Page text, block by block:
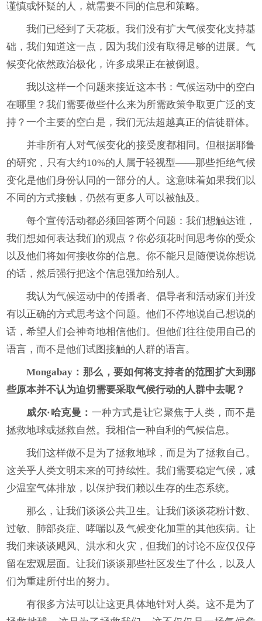
谨慎或怀疑的人，就需要不同的信息和策略。
我们已经到了天花板。我们没有扩大气候变化支持基
础，我们知道这一点，因为我们没有取得足够的进展。气
候变化依然政治极化，许多成果正在被倒退。
我以这样一个问题来接近这本书：气候运动中的空白
在哪里？我们需要做些什么来为所需政策争取更广泛的支
持？一个主要的空白是，我们无法超越真正的信徒群体。
并非所有人对气候变化的接受度都相同。但根据耶鲁
的研究，只有大约10%的人属于轻视型——那些拒绝气候
变化是他们身份认同的一部分的人。这意味着如果我们以
不同的方式接触，仍然有更多人可以被触及。
每个宣传活动都必须回答两个问题：我们想触达谁，
我们想如何表达我们的观点？你必须花时间思考你的受众
以及他们将如何接收你的信息。你不能只是随便说你想说
的话，然后强行把这个信息强加给别人。
我认为气候运动中的传播者、倡导者和活动家们并没
有以正确的方式思考这个问题。他们不停地说自己想说的
话，希望人们会神奇地相信他们。但他们往往使用自己的
语言，而不是他们试图接触的人群的语言。
Mongabay ：那么，要如何将支持者的范围扩大到那
些原本并不认为迫切需要采取气候行动的人群中去呢？
威尔·哈克曼： 一种方式是让它聚焦于人类，而不是
拯救地球或拯救自然。我相信一种自利的气候信息。
我们这样做不是为了拯救地球，而是为了拯救自己。
这关乎人类文明未来的可持续性。我们需要稳定气候，减
少温室气体排放，以保护我们赖以生存的生态系统。
那么，让我们谈谈公共卫生。让我们谈谈花粉计数、
过敏、肺部炎症、哮喘以及气候变化加重的其他疾病。让
我们来谈谈飓风、洪水和火灾，但我们的讨论不应仅仅停
留在宏观层面。让我们谈谈那些社区发生了什么，以及人
们为重建所付出的努力。
有很多方法可以让这更具体地针对人类。这不是为了